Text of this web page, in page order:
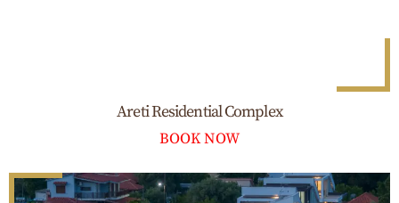
Areti Residential Complex
BOOK NOW